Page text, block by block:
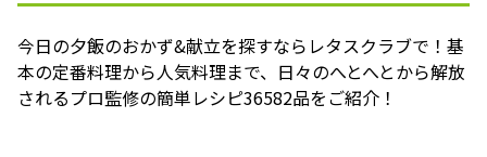
今日の夕飯のおかず&献立を探すならレタスクラブで！基
本の定番料理から人気料理まで、日々のへとへとから解放
されるプロ監修の簡単レシピ36582品をご紹介！